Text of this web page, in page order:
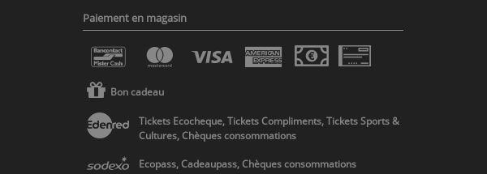
Paiement en magasin
Bon cadeau
Tickets Ecocheque, Tickets Compliments, Tickets Sports &
Cultures, Chèques consommations
Ecopass, Cadeaupass, Chèques consommations